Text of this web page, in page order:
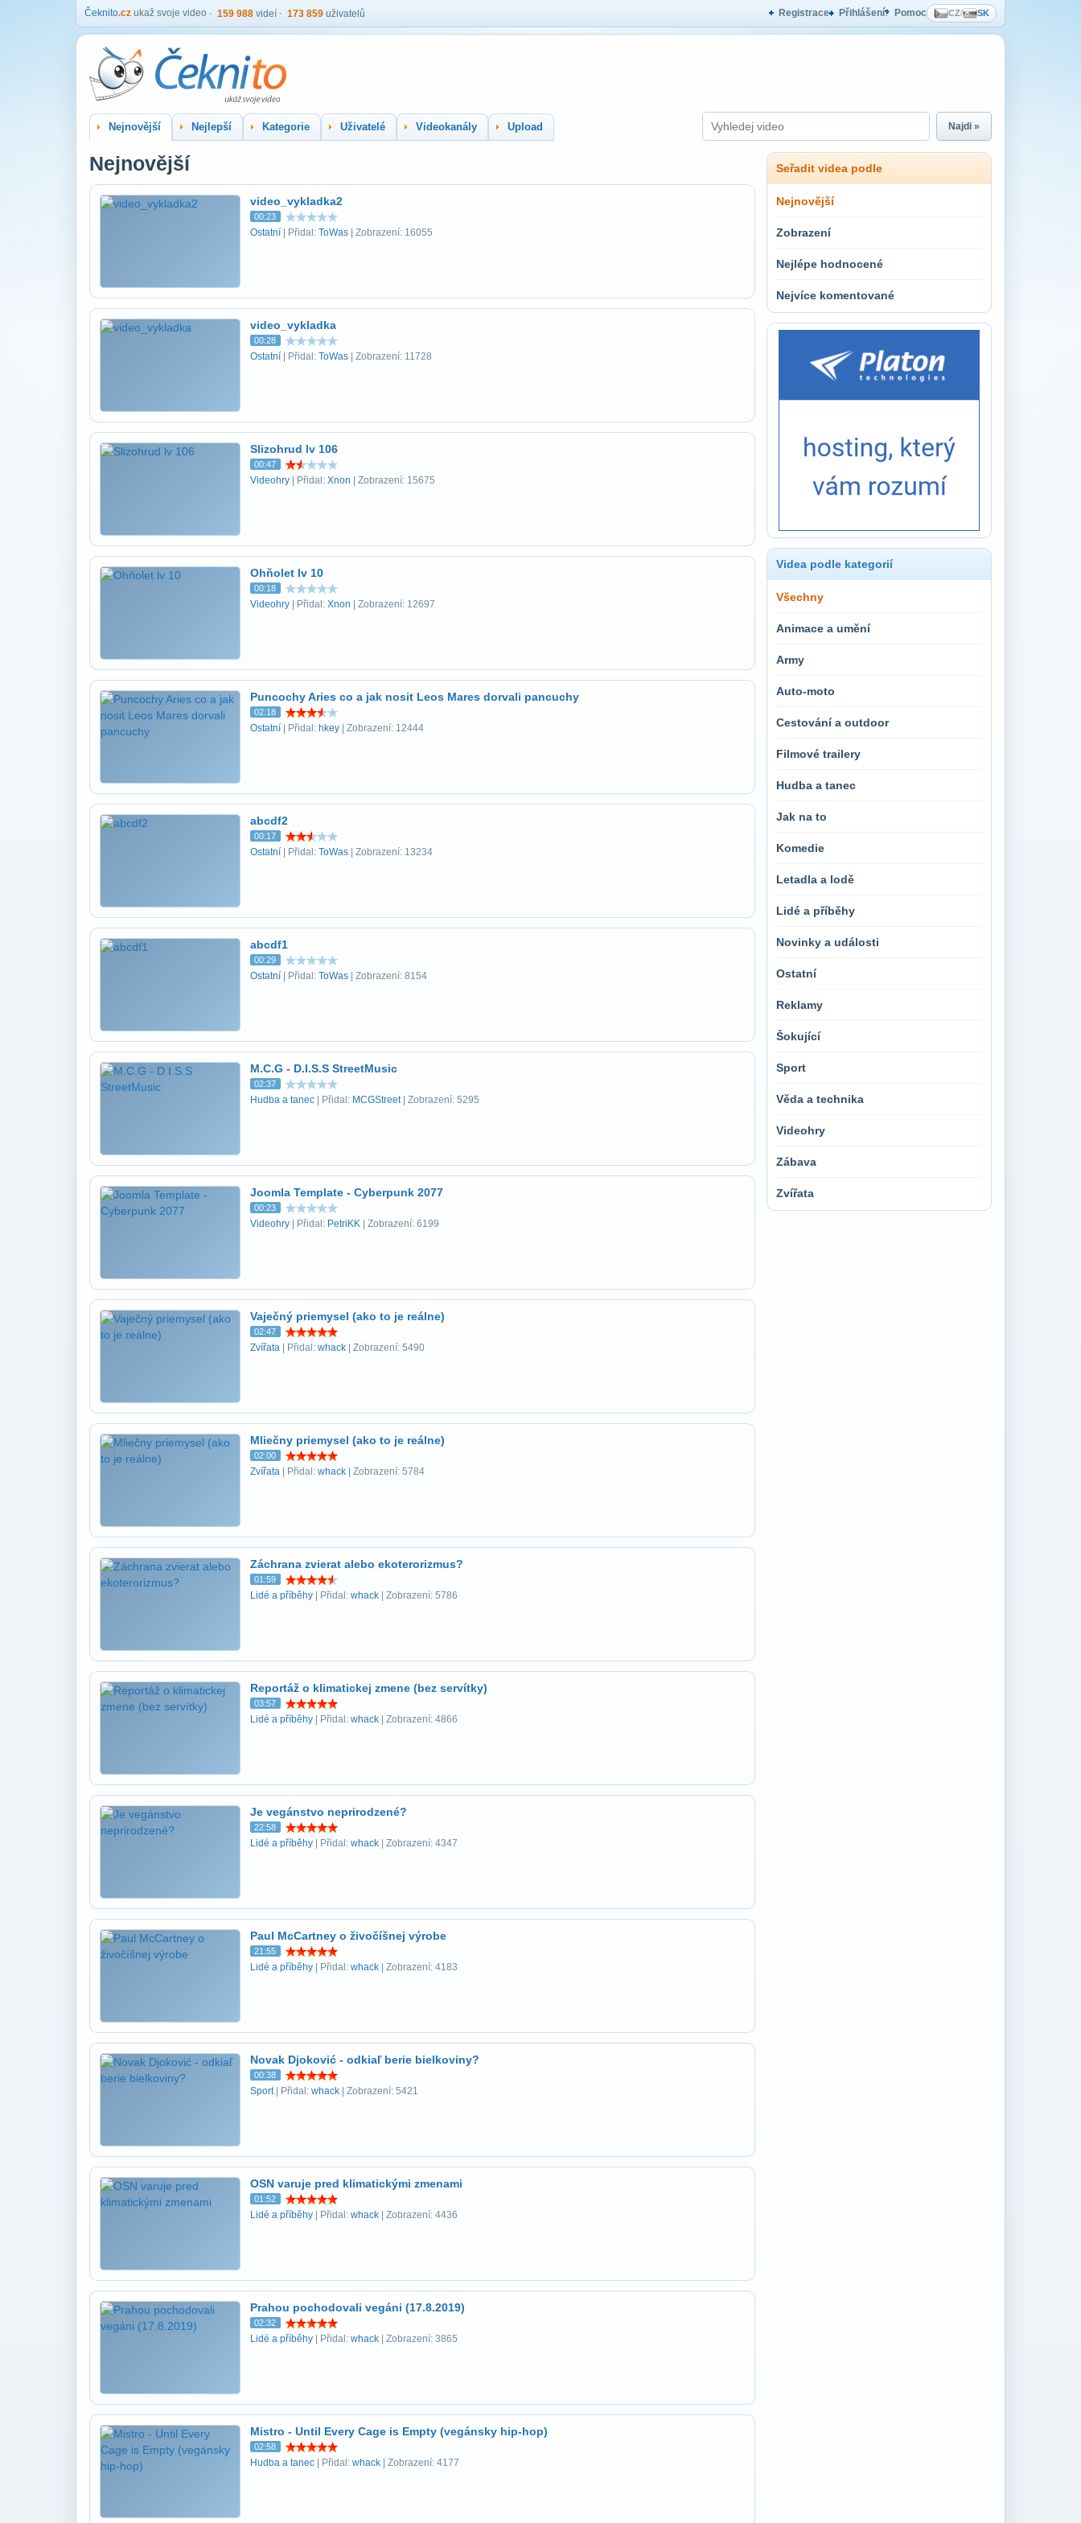
Čeknito.cz ukaž svoje video 159 988 videí 173 859 uživatelů Registrace Přihlášení Pomoc CZ/ SK
Nejnovější Nejlepší Kategorie Uživatelé Videokanály Upload Najdi »
Nejnovější
video_vykladka2
00:23
Ostatní | Přidal: ToWas | Zobrazení: 16055
video_vykladka
00:28
Ostatní | Přidal: ToWas | Zobrazení: 11728
Slizohrud lv 106
00:47
Videohry | Přidal: Xnon | Zobrazení: 15675
Ohňolet lv 10
00:18
Videohry | Přidal: Xnon | Zobrazení: 12697
Puncochy Aries co a jak nosit Leos Mares dorvali pancuchy
02:18
Ostatní | Přidal: hkey | Zobrazení: 12444
abcdf2
00:17
Ostatní | Přidal: ToWas | Zobrazení: 13234
abcdf1
00:29
Ostatní | Přidal: ToWas | Zobrazení: 8154
M.C.G - D.I.S.S StreetMusic
02:37
Hudba a tanec | Přidal: MCGStreet| Zobrazení: 5295
Joomla Template - Cyberpunk 2077
00:23
Videohry | Přidal: PetriKK | Zobrazení: 6199
Vaječný priemysel (ako to je reálne)
02:47
Zvířata | Přidal: whack | Zobrazení: 5490
Mliečny priemysel (ako to je reálne)
02:00
Zvířata | Přidal: whack | Zobrazení: 5784
Záchrana zvierat alebo ekoterorizmus?
01:59
Lidé a příběhy | Přidal: whack | Zobrazení: 5786
Reportáž o klimatickej zmene (bez servítky)
03:57
Lidé a příběhy | Přidal: whack | Zobrazení: 4866
Je vegánstvo neprirodzené?
22:58
Lidé a příběhy | Přidal: whack | Zobrazení: 4347
Paul McCartney o živočíšnej výrobe
21:55
Lidé a příběhy | Přidal: whack | Zobrazení: 4183
Novak Djoković - odkiaľ berie bielkoviny?
00:38
Sport| Přidal: whack | Zobrazení: 5421
OSN varuje pred klimatickými zmenami
01:52
Lidé a příběhy | Přidal: whack | Zobrazení: 4436
Prahou pochodovali vegáni (17.8.2019)
02:32
Lidé a příběhy | Přidal: whack | Zobrazení: 3865
Mistro - Until Every Cage is Empty (vegánsky hip-hop)
02:58
Hudba a tanec | Přidal: whack | Zobrazení: 4177
Seřadit videa podle
Nejnovější
Zobrazení
Nejlépe hodnocené
Nejvíce komentované
Videa podle kategorií
Všechny
Animace a umění
Army
Auto-moto
Cestování a outdoor
Filmové trailery
Hudba a tanec
Jak na to
Komedie
Letadla a lodě
Lidé a příběhy
Novinky a události
Ostatní
Reklamy
Šokující
Sport
Věda a technika
Videohry
Zábava
Zvířata